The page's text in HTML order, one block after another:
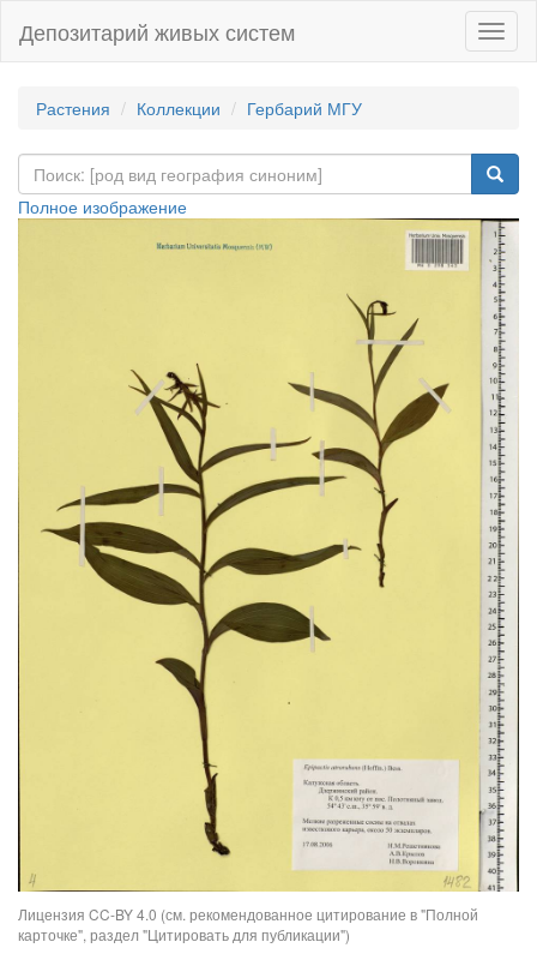
Депозитарий живых систем
Растения Коллекции Гербарий МГУ
Полное изображение
Лицензия CC-BY 4.0 (см. рекомендованное цитирование в "Полной
карточке", раздел "Цитировать для публикации")